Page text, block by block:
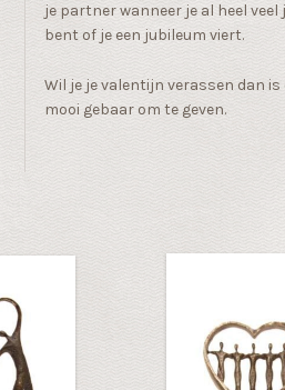
je partner wanneer je al heel veel
bent of je een jubileum viert.
Wil je je valentijn verassen dan is
mooi gebaar om te geven.